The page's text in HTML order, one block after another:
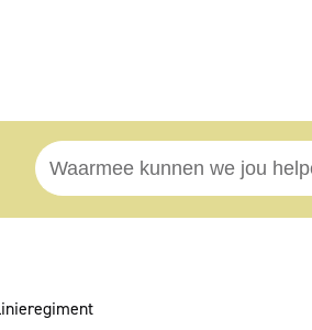
Waarmee kunnen we jou helpen?
items